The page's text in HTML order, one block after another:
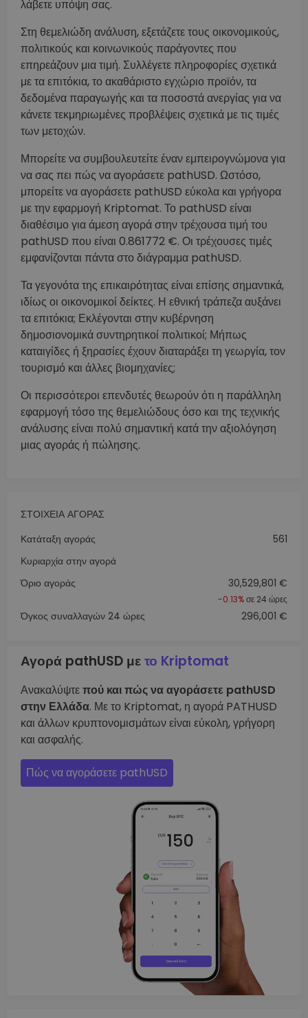
λάβετε υπόψη σας.
Στη θεμελιώδη ανάλυση, εξετάζετε τους οικονομικούς,
πολιτικούς και κοινωνικούς παράγοντες που
επηρεάζουν μια τιμή. Συλλέγετε πληροφορίες σχετικά
με τα επιτόκια, το ακαθάριστο εγχώριο προϊόν, τα
δεδομένα παραγωγής και τα ποσοστά ανεργίας για να
κάνετε τεκμηριωμένες προβλέψεις σχετικά με τις τιμές
των μετοχών.
Μπορείτε να συμβουλευτείτε έναν εμπειρογνώμονα για
να σας πει πώς να αγοράσετε pathUSD. Ωστόσο,
μπορείτε να αγοράσετε pathUSD εύκολα και γρήγορα
με την εφαρμογή Kriptomat. Το pathUSD είναι
διαθέσιμο για άμεση αγορά στην τρέχουσα τιμή του
pathUSD που είναι 0.861772 €. Οι τρέχουσες τιμές
εμφανίζονται πάντα στο διάγραμμα pathUSD.
Τα γεγονότα της επικαιρότητας είναι επίσης σημαντικά,
ιδίως οι οικονομικοί δείκτες. Η εθνική τράπεζα αυξάνει
τα επιτόκια; Εκλέγονται στην κυβέρνηση
δημοσιονομικά συντηρητικοί πολιτικοί; Μήπως
καταιγίδες ή ξηρασίες έχουν διαταράξει τη γεωργία, τον
τουρισμό και άλλες βιομηχανίες;
Οι περισσότεροι επενδυτές θεωρούν ότι η παράλληλη
εφαρμογή τόσο της θεμελιώδους όσο και της τεχνικής
ανάλυσης είναι πολύ σημαντική κατά την αξιολόγηση
μιας αγοράς ή πώλησης.
ΣΤΟΙΧΕΊΑ ΑΓΟΡΆΣ
Κατάταξη αγοράς
561
Κυριαρχία στην αγορά
Όριο αγοράς
30,529,801 €
-0.13%σε 24 ώρες
Όγκος συναλλαγών 24 ώρες 296,001 €
Αγορά pathUSD μετο Kriptomat
Ανακαλύψτεπού και πώς να αγοράσετε pathUSD
στην Ελλάδα. Με το Kriptomat, η αγορά PATHUSD
και άλλων κρυπτονομισμάτων είναι εύκολη, γρήγορη
και ασφαλής.
Πώς να αγοράσετε pathUSD